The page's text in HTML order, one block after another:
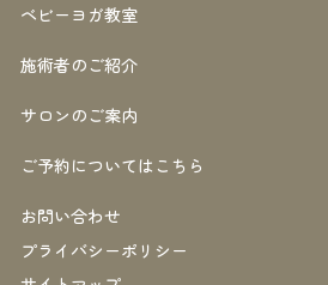
ベビーヨガ教室
施術者のご紹介
サロンのご案内
ご予約についてはこちら
お問い合わせ
プライバシーポリシー